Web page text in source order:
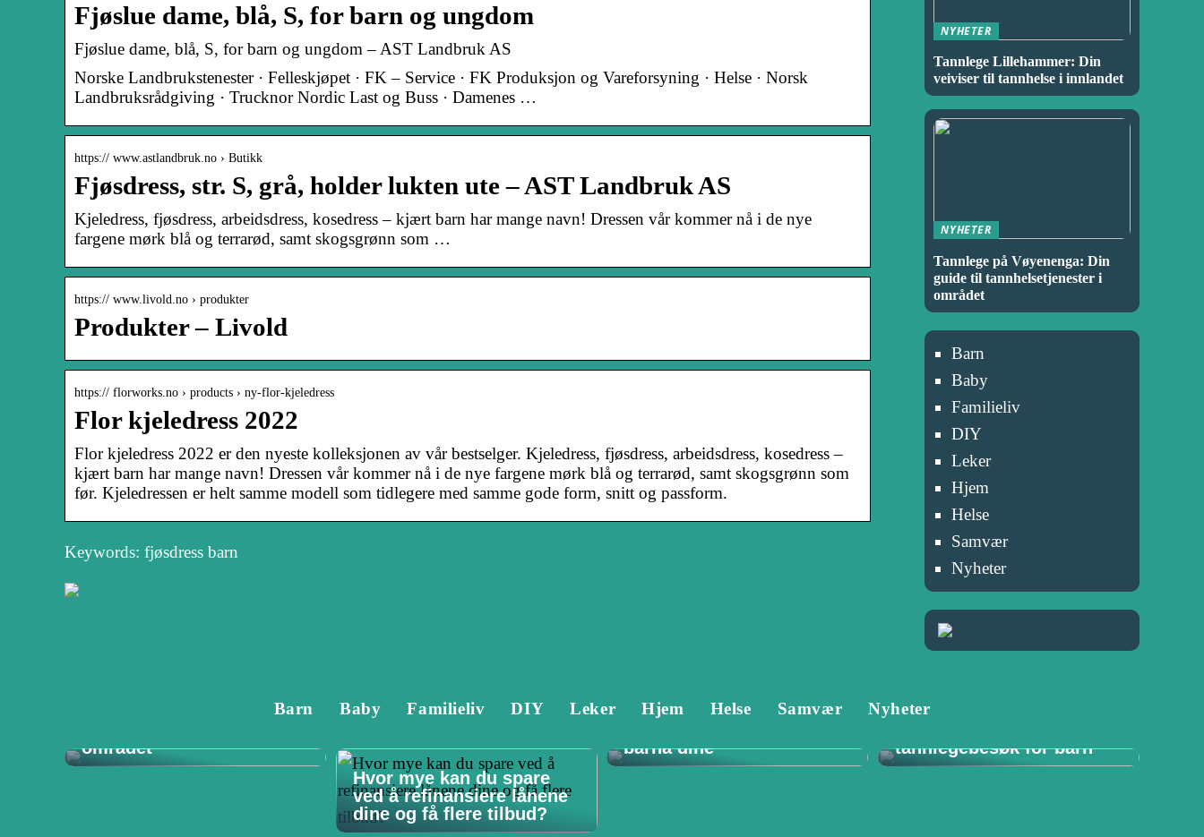
Fjøslue dame, blå, S, for barn og ungdom
Fjøslue dame, blå, S, for barn og ungdom – AST Landbruk AS
Norske Landbrukstenester · Felleskjøpet · FK – Service · FK Produksjon og Vareforsyning · Helse · Norsk
Landbruksrådgiving · Trucknor Nordic Last og Buss · Damenes …
https:// www.astlandbruk.no › Butikk
Fjøsdress, str. S, grå, holder lukten ute – AST Landbruk AS
Kjeledress, fjøsdress, arbeidsdress, kosedress – kjært barn har mange navn! Dressen vår kommer nå i de nye
fargene mørk blå og terrarød, samt skogsgrønn som …
https:// www.livold.no › produkter
Produkter – Livold
https:// florworks.no › products › ny-flor-kjeledress
Flor kjeledress 2022
Flor kjeledress 2022 er den nyeste kolleksjonen av vår bestselger. Kjeledress, fjøsdress, arbeidsdress, kosedress –
kjært barn har mange navn! Dressen vår kommer nå i de nye fargene mørk blå og terrarød, samt skogsgrønn som
før. Kjeledressen er helt samme modell som tidlegere med samme gode form, snitt og passform.
Keywords: fjøsdress barn
NYHETER
Tannlege Lillehammer: Din
veiviser til tannhelse i innlandet
NYHETER
Tannlege på Vøyenenga: Din
guide til tannhelsetjenester i
området
Barn
Baby
Familieliv
DIY
Leker
Hjem
Helse
Samvær
Nyheter
Barn Baby Familieliv DIY Leker Hjem Helse Samvær Nyheter
området
Hvor mye kan du spare
ved å refinansiere lånene
dine og få flere tilbud?
Tannlege Stavanger –
barna dine
Viktigheten av
tannlegebesøk for barn